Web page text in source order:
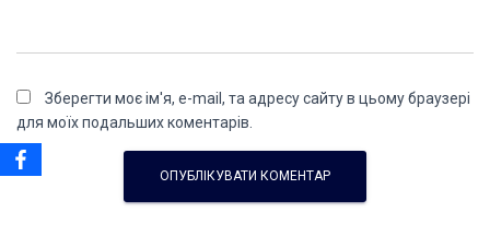
Зберегти моє ім'я, e-mail, та адресу сайту в цьому браузері
для моїх подальших коментарів.